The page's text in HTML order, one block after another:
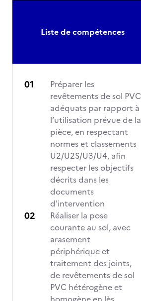
Liste de compétences
Préparer les
revêtements de sol PVC
adéquats par rapport à
l’utilisation prévue de la
pièce, en respectant
normes et classements
U2/U2S/U3/U4, afin
respecter les objectifs
décrits dans les
documents
d'intervention
Réaliser la pose
courante au sol, avec
arasement
périphérique et
traitement des joints,
de revêtements de sol
PVC hétérogène et